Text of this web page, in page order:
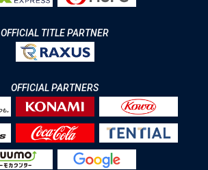
OFFICIAL TITLE PARTNER
OFFICIAL PARTNERS